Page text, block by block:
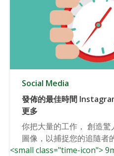
Social Media
發佈的最佳時間
更多
你把大量的工作， 創造
圖像，以捕捉您的追隨者
<small class="time-icon">